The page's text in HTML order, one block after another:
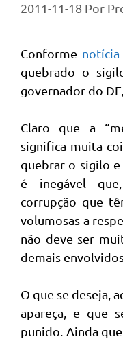
2011-11-18 Por
Conforme
quebrado o
governador do
Claro que a
significa muita
quebrar o sigilo e
é inegável
corrupção que
volumosas a
não deve ser
demais
O que se deseja,
apareça, e que
punido. Ainda